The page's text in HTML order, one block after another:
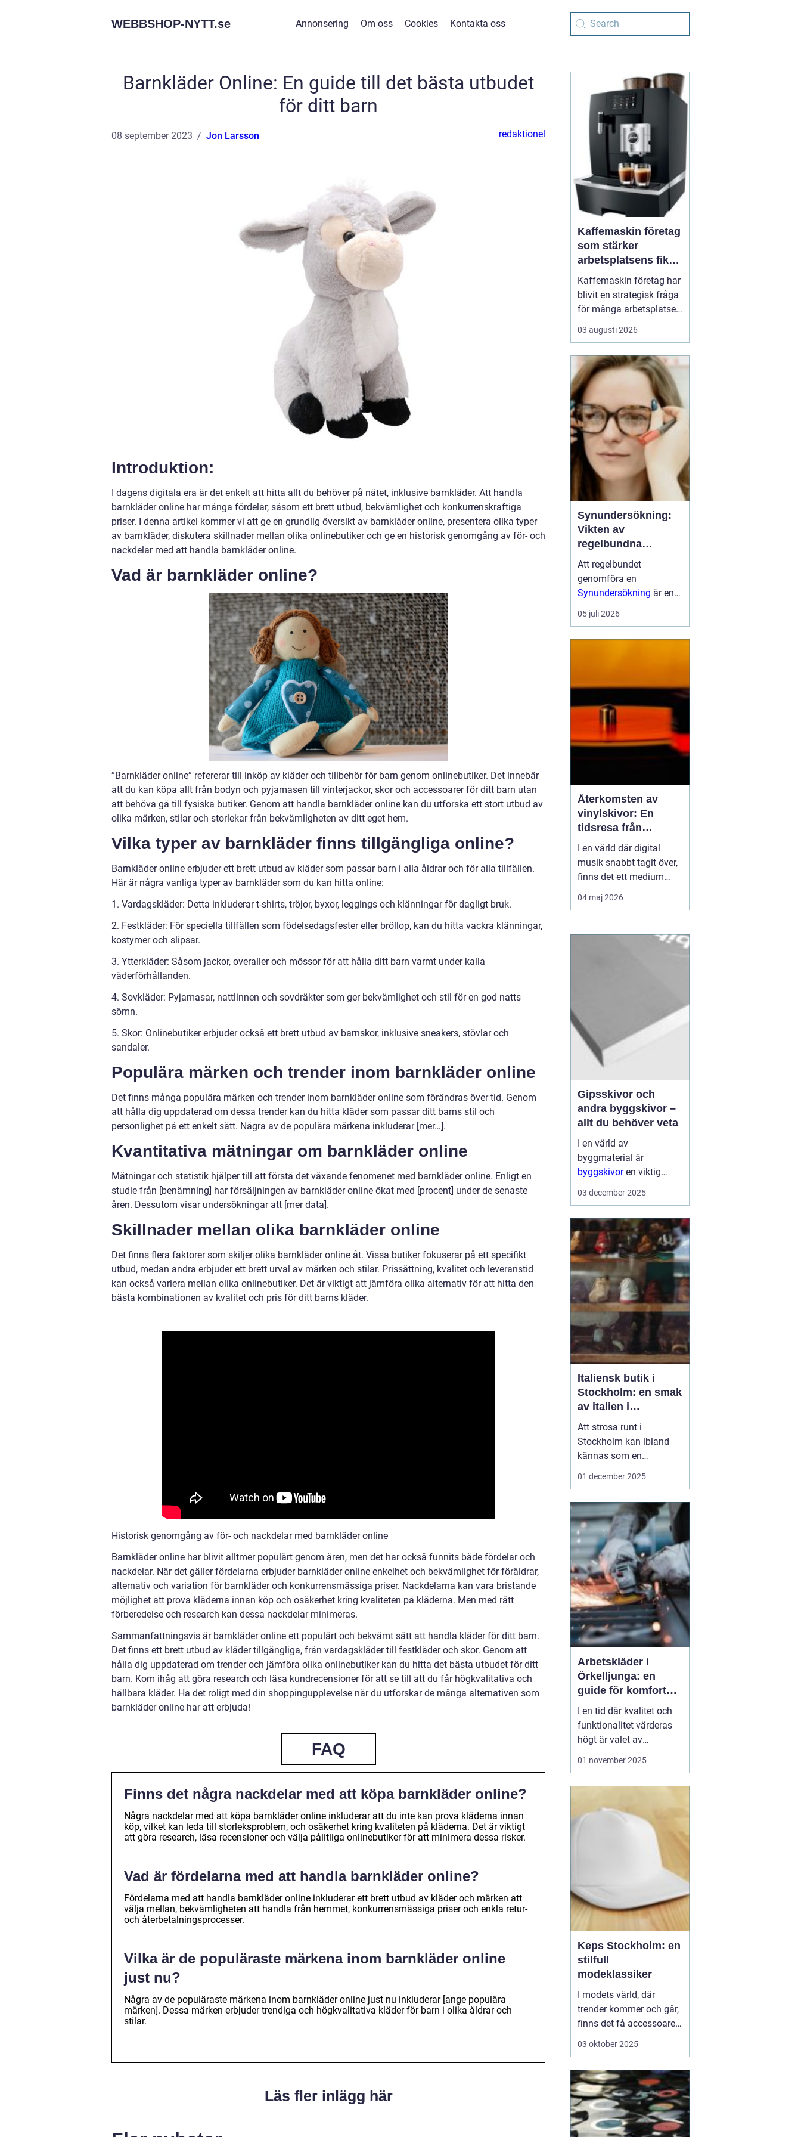
WEBBSHOP-NYTT.se Annonsering Om oss Cookies Kontakta oss
Barnkläder Online: En guide till det bästa utbudet
för ditt barn
08 september 2023 Jon Larsson redaktionel
Introduktion:
I dagens digitala era är det enkelt att hitta allt du behöver på nätet, inklusive barnkläder. Att handla
barnkläder online har många fördelar, såsom ett brett utbud, bekvämlighet och konkurrenskraftiga
priser. I denna artikel kommer vi att ge en grundlig översikt av barnkläder online, presentera olika typer
av barnkläder, diskutera skillnader mellan olika onlinebutiker och ge en historisk genomgång av för- och
nackdelar med att handla barnkläder online.
Vad är barnkläder online?
”Barnkläder online” refererar till inköp av kläder och tillbehör för barn genom onlinebutiker. Det innebär
att du kan köpa allt från bodyn och pyjamasen till vinterjackor, skor och accessoarer för ditt barn utan
att behöva gå till fysiska butiker. Genom att handla barnkläder online kan du utforska ett stort utbud av
olika märken, stilar och storlekar från bekvämligheten av ditt eget hem.
Vilka typer av barnkläder finns tillgängliga online?
Barnkläder online erbjuder ett brett utbud av kläder som passar barn i alla åldrar och för alla tillfällen.
Här är några vanliga typer av barnkläder som du kan hitta online:
1. Vardagskläder: Detta inkluderar t-shirts, tröjor, byxor, leggings och klänningar för dagligt bruk.
2. Festkläder: För speciella tillfällen som födelsedagsfester eller bröllop, kan du hitta vackra klänningar,
kostymer och slipsar.
3. Ytterkläder: Såsom jackor, overaller och mössor för att hålla ditt barn varmt under kalla
väderförhållanden.
4. Sovkläder: Pyjamasar, nattlinnen och sovdräkter som ger bekvämlighet och stil för en god natts
sömn.
5. Skor: Onlinebutiker erbjuder också ett brett utbud av barnskor, inklusive sneakers, stövlar och
sandaler.
Populära märken och trender inom barnkläder online
Det finns många populära märken och trender inom barnkläder online som förändras över tid. Genom
att hålla dig uppdaterad om dessa trender kan du hitta kläder som passar ditt barns stil och
personlighet på ett enkelt sätt. Några av de populära märkena inkluderar [mer…].
Kvantitativa mätningar om barnkläder online
Mätningar och statistik hjälper till att förstå det växande fenomenet med barnkläder online. Enligt en
studie från [benämning] har försäljningen av barnkläder online ökat med [procent] under de senaste
åren. Dessutom visar undersökningar att [mer data].
Skillnader mellan olika barnkläder online
Det finns flera faktorer som skiljer olika barnkläder online åt. Vissa butiker fokuserar på ett specifikt
utbud, medan andra erbjuder ett brett urval av märken och stilar. Prissättning, kvalitet och leveranstid
kan också variera mellan olika onlinebutiker. Det är viktigt att jämföra olika alternativ för att hitta den
bästa kombinationen av kvalitet och pris för ditt barns kläder.
Historisk genomgång av för- och nackdelar med barnkläder online
Barnkläder online har blivit alltmer populärt genom åren, men det har också funnits både fördelar och
nackdelar. När det gäller fördelarna erbjuder barnkläder online enkelhet och bekvämlighet för föräldrar,
alternativ och variation för barnkläder och konkurrensmässiga priser. Nackdelarna kan vara bristande
möjlighet att prova kläderna innan köp och osäkerhet kring kvaliteten på kläderna. Men med rätt
förberedelse och research kan dessa nackdelar minimeras.
Sammanfattningsvis är barnkläder online ett populärt och bekvämt sätt att handla kläder för ditt barn.
Det finns ett brett utbud av kläder tillgängliga, från vardagskläder till festkläder och skor. Genom att
hålla dig uppdaterad om trender och jämföra olika onlinebutiker kan du hitta det bästa utbudet för ditt
barn. Kom ihåg att göra research och läsa kundrecensioner för att se till att du får högkvalitativa och
hållbara kläder. Ha det roligt med din shoppingupplevelse när du utforskar de många alternativen som
barnkläder online har att erbjuda!
FAQ
Finns det några nackdelar med att köpa barnkläder online?
Några nackdelar med att köpa barnkläder online inkluderar att du inte kan prova kläderna innan
köp, vilket kan leda till storleksproblem, och osäkerhet kring kvaliteten på kläderna. Det är viktigt
att göra research, läsa recensioner och välja pålitliga onlinebutiker för att minimera dessa risker.
Vad är fördelarna med att handla barnkläder online?
Fördelarna med att handla barnkläder online inkluderar ett brett utbud av kläder och märken att
välja mellan, bekvämligheten att handla från hemmet, konkurrensmässiga priser och enkla retur-
och återbetalningsprocesser.
Vilka är de populäraste märkena inom barnkläder online
just nu?
Några av de populäraste märkena inom barnkläder online just nu inkluderar [ange populära
märken]. Dessa märken erbjuder trendiga och högkvalitativa kläder för barn i olika åldrar och
stilar.
Läs fler inlägg här
Kaffemaskin företag
som stärker
arbetsplatsens fika
och kultur
Kaffemaskin företag har
blivit en strategisk fråga
för många arbetsplatser,
inte bara en praktisk
detalj i fikarummet.
kaffet som en del av sin
kultur, sin
attraktionskraft som
arbetsgivare och sin
vardagliga effektivitet.
En ...
03 augusti 2026
Synundersökning:
Vikten av
regelbundna
undersökningar för
god ögonhälsa
Att regelbundet
genomföra en
Synundersökning är en
viktig del av att bevara
en god ögonhälsa.
05 juli 2026
Återkomsten av
vinylskivor: En
tidsresa från
nostalgi till nutid
I en värld där digital
musik snabbt tagit över,
finns det ett medium
som fortsätter att
fascinera: vinylskivor.
närapå försvann, har de
04 maj 2026
Gipsskivor och
andra byggskivor –
allt du behöver veta
I en värld av
byggmaterial är
byggskivoren viktig
komponent som ger
De är mångsidiga, hå...
03 december 2025
Italiensk butik i
Stockholm: en smak
av italien i
huvudstaden
Att strosa runt i
Stockholm kan ibland
kännas som en
promenad genom
från olika länder smälter
samman och skapar en
unik atmosfär i Sveriges
huvudstad. För den som
&a...
01 december 2025
Arbetskläder i
Örkelljunga: en
guide för komfort
och säkerhet
I en tid där kvalitet och
funktionalitet värderas
högt är valet av
arbetskläder en viktig del
01 november 2025
Keps Stockholm: en
stilfull
modeklassiker
I modets värld, där
trender kommer och går,
finns det få accessoarer
som har stått emot
sportutrustning till en
stilmarkör, kepsar finns
överallt och Stockholm...
03 oktober 2025